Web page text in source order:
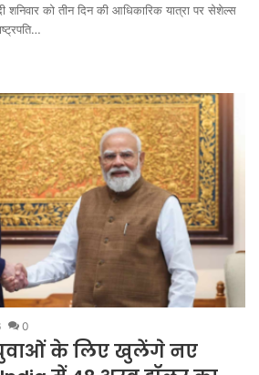
शनिवार को तीन दिन की आधिकारिक यात्रा पर सेशेल्स
0
के लिए खुलेंगे नए